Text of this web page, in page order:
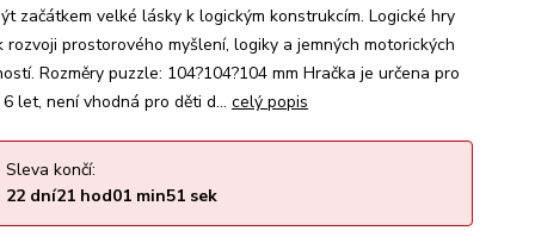
začátkem velké lásky k logickým konstrukcím. Logické hry
rozvoji prostorového myšlení, logiky a jemných motorických
Rozměry puzzle: 104?104?104 mm Hračka je určena pro
let, není vhodná pro děti d... celý popis
Sleva končí:
22 dní21hod01min50sek